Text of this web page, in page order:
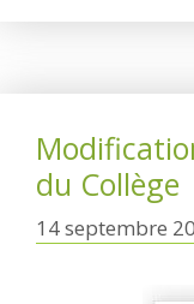
du Collège
14 septembre